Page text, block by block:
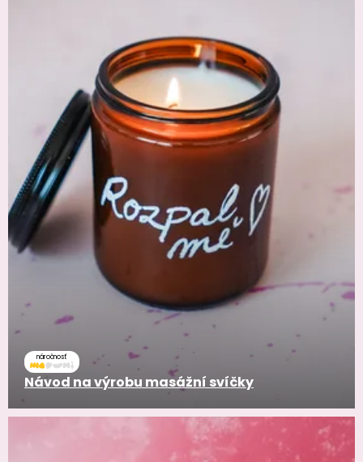
náročnosť
Návod na výrobu masážní svíčky